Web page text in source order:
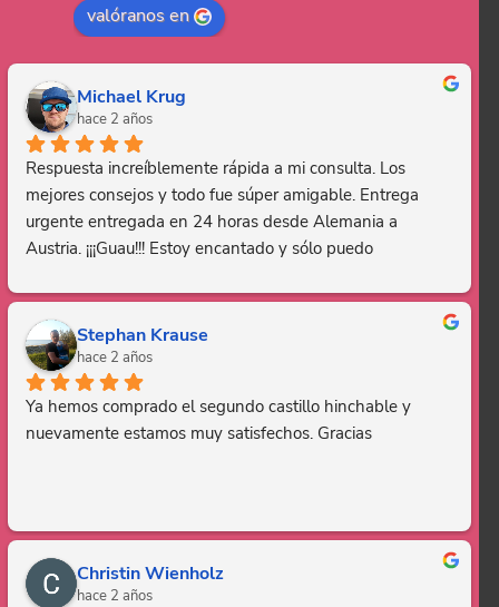
valóranos en
Michael Krug
hace 2 años
Respuesta increíblemente rápida a mi consulta. Los
mejores consejos y todo fue súper amigable. Entrega
urgente entregada en 24 horas desde Alemania a
Austria. ¡¡¡Guau!!! Estoy encantado y sólo puedo
Stephan Krause
hace 2 años
Ya hemos comprado el segundo castillo hinchable y
nuevamente estamos muy satisfechos. Gracias
Christin Wienholz
hace 2 años